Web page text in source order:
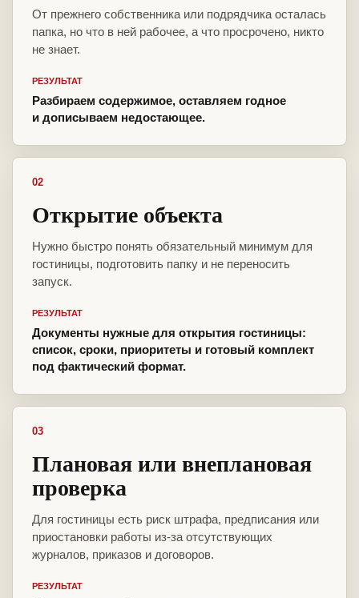
От прежнего собственника или подрядчика осталась
папка, но что в ней рабочее, а что просрочено, никто
не знает.
РЕЗУЛЬТАТ
Разбираем содержимое, оставляем годное
и дописываем недостающее.
02
Открытие объекта
Нужно быстро понять обязательный минимум для
гостиницы, подготовить папку и не переносить
запуск.
РЕЗУЛЬТАТ
Документы нужные для открытия гостиницы:
список, сроки, приоритеты и готовый комплект
под фактический формат.
03
Плановая или внеплановая
проверка
Для гостиницы есть риск штрафа, предписания или
приостановки работы из-за отсутствующих
журналов, приказов и договоров.
РЕЗУЛЬТАТ